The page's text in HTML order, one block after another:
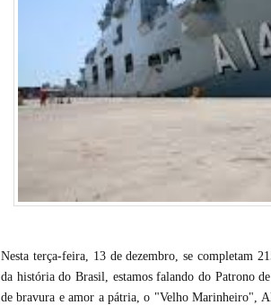
Nesta terça-feira, 13 de dezembro, se completam
da história do Brasil, estamos falando do Patrono
de bravura e amor a pátria, o "Velho Marinheiro",